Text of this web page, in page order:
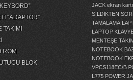
“ADAPTÖR”
TAKIMI
ROM
BLOK
JACK ekran
SİLDİKTEN
TAMALAMA
LAPTOP
MENTEŞE
NOTEBOOK
NOTEBOOK
VPCS118EC/B
L775 POWER